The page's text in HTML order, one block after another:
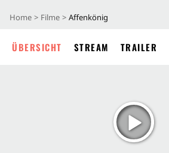
Home Filme Affenkönig
ÜBERSICHT STREAM TRAILER